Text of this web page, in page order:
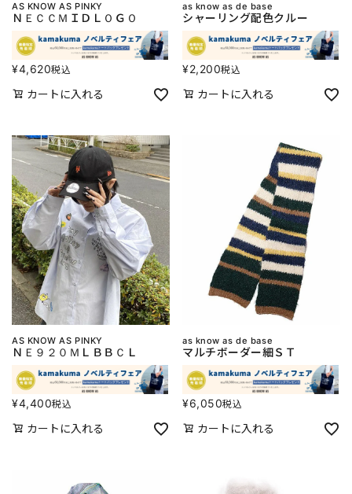
AS KNOW AS PINKY
ＮＥＣＣＭＩＤＬＯＧＯ
¥4,620税込
カートに入れる
as know as de base
シャーリング配色クルー
¥2,200税込
カートに入れる
AS KNOW AS PINKY
ＮＥ９２０ＭＬＢＢＣＬ
¥4,400税込
カートに入れる
as know as de base
マルチボーダー細ＳＴ
¥6,050税込
カートに入れる